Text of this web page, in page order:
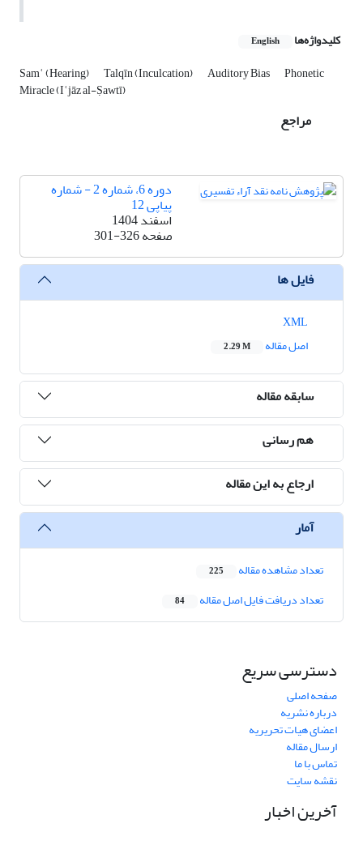
کلیدواژه‌ها English
Samʿ (Hearing) Talqīn (Inculcation) Auditory Bias Phonetic
Miracle (Iʿjāz al-Ṣawtī)
مراجع
دوره 6، شماره 2 - شماره
پیاپی 12
اسفند 1404
صفحه301-326
فایل ها
اصل مقاله
2.29 M
سابقه مقاله
هم رسانی
ارجاع به این مقاله
آمار
تعداد مشاهده مقاله 225
تعداد دریافت فایل اصل مقاله 84
دسترسی سریع
صفحه اصلی
درباره نشریه
اعضای هیات تحریریه
ارسال مقاله
تماس با ما
نقشه سایت
آخرین اخبار